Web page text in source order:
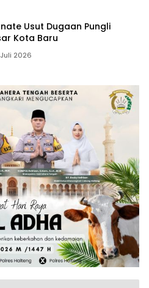
Usut Dugaan Pungli
Kota Baru
2026